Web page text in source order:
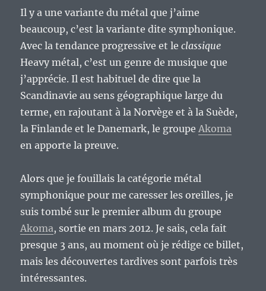
bons
groupes
métal
symphonique
!
Il y a une variante du métal que j’aime
beaucoup, c’est la variante dite symphonique.
Avec la tendance progressive et leclassique
Heavy métal, c’est un genre de musique que
j’apprécie. Il est habituel de dire que la
Scandinavie au sens géographique large du
terme, en rajoutant à la Norvège et à la Suède,
la Finlande et le Danemark, le groupeAkoma
en apporte la preuve.
Alors que je fouillais la catégorie métal
symphonique pour me caresser les oreilles, je
suis tombé sur le premier album du groupe
Akoma, sortie en mars 2012. Je sais, cela fait
presque 3 ans, au moment où je rédige ce billet,
mais les découvertes tardives sont parfois très
intéressantes.